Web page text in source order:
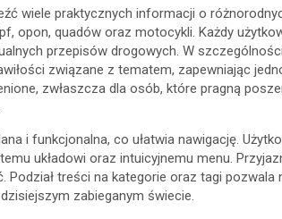
wiele praktycznych informacji o
opon, quadów oraz motocykli. Każdy
przepisów drogowych. W
związane z tematem, zapewniając
zwłaszcza dla osób, które pragną
i funkcjonalna, co ułatwia nawigację.
układowi oraz intuicyjnemu menu.
Podział treści na kategorie oraz tagi
zabieganym świecie.